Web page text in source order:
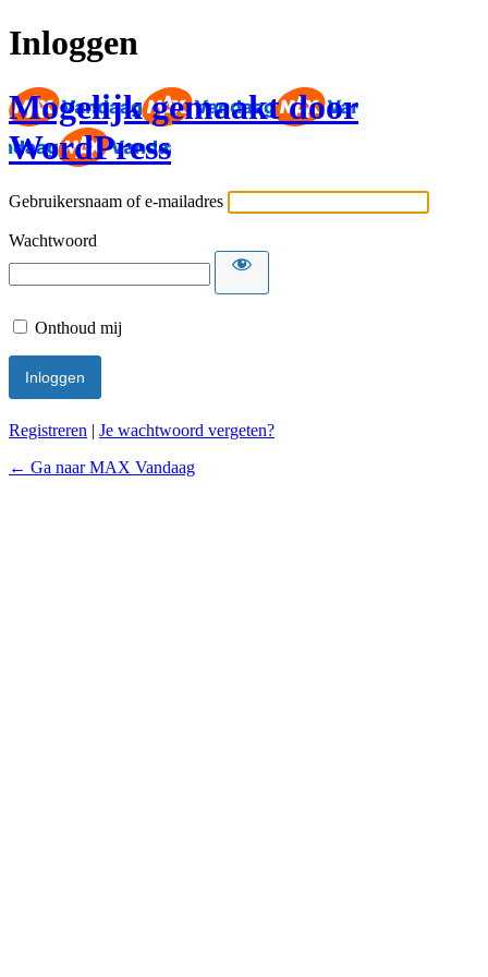
Inloggen
Mogelijk gemaakt door
WordPress
Gebruikersnaam of e-mailadres
Wachtwoord
Onthoud mij
Registreren | Je wachtwoord vergeten?
← Ga naar MAX Vandaag